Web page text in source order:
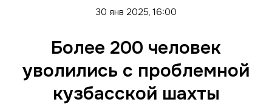
30 янв 2025, 16:00
Более 200 человек
уволились с проблемной
кузбасской шахты